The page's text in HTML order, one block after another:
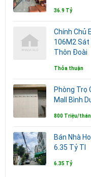
36.9 Tỷ
Chính Chủ
106M2 Sát
Thôn Đoài
Thỏa thuận
Phòng Trọ
Mall Bình
800 Triệu/
Bán Nhà
6.35 Tỷ Tl
6.35 Tỷ